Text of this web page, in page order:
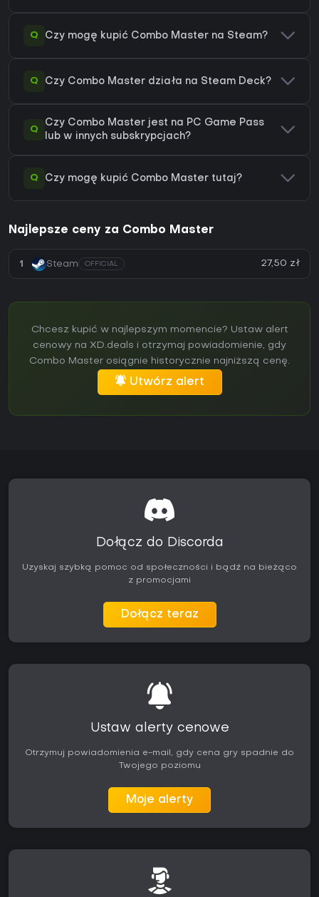
Q Czy mogę kupić Combo Master na Steam?
Q Czy Combo Master działa na Steam Deck?
Q
Czy Combo Master jest na PC Game Pass
lub w innych subskrypcjach?
Q Czy mogę kupić Combo Master tutaj?
Najlepsze ceny za Combo Master
1 Steam OFFICIAL 27,50 zł
Chcesz kupić w najlepszym momencie? Ustaw alert
cenowy na XD.deals i otrzymaj powiadomienie, gdy
Combo Master osiągnie historycznie najniższą cenę.
Utwórz alert
Dołącz do Discorda
Uzyskaj szybką pomoc od społeczności i bądź na bieżąco
z promocjami
Dołącz teraz
Ustaw alerty cenowe
Otrzymuj powiadomienia e-mail, gdy cena gry spadnie do
Twojego poziomu
Moje alerty